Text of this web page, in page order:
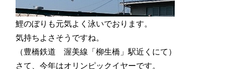
鯉のぼりも元気よく泳いでおります。
気持ちよさそうですね。
（豊橋鉄道 渥美線「柳生橋」駅近くにて）
さて、今年はオリンピックイヤーです。